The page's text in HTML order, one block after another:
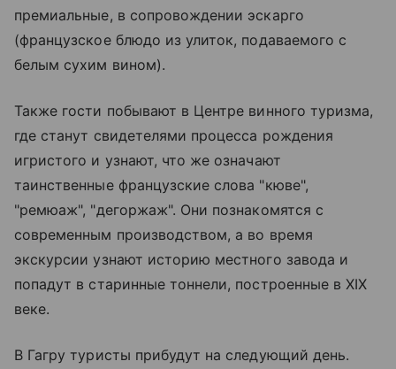
премиальные, в сопровождении эскарго
(французское блюдо из улиток, подаваемого с
белым сухим вином).
Также гости побывают в Центре винного туризма,
где станут свидетелями процесса рождения
игристого и узнают, что же означают
таинственные французские слова "кюве",
"ремюаж", "дегоржаж". Они познакомятся с
современным производством, а во время
экскурсии узнают историю местного завода и
попадут в старинные тоннели, построенные в XIX
веке.
В Гагру туристы прибудут на следующий день.